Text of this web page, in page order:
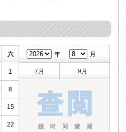
六
1
8
15
22
年 月
7月 9月